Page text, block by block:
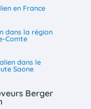
en France
dans la région
Comte
dans le
Saone
Berger